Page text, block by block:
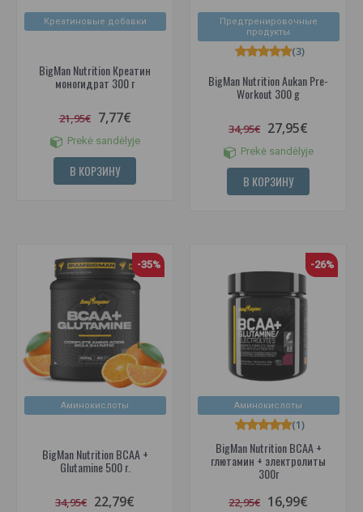
Креатиновые добавки
BigMan Nutrition Креатин
моногидрат 300 г
21,95€ 7,77€
Prekė sandėlyje
В КОРЗИНУ
Предтренировочные
продукты
BigMan Nutrition Aukan Pre-
Workout 300 g
(3)
34,95€ 27,95€
Prekė sandėlyje
В КОРЗИНУ
Аминокислоты
-35%
BigMan Nutrition BCAA +
Glutamine 500 г.
34,95€ 22,79€
Аминокислоты
-26%
BigMan Nutrition BCAA +
глютамин + электролиты
300г
(1)
22,95€ 16,99€